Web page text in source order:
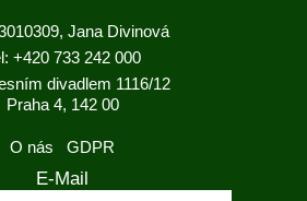
Jana Divinová
+420 733 242 000
divadlem 1116/12
Praha 4, 142 00
O nás GDPR
E-Mail